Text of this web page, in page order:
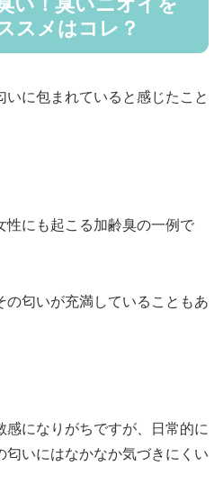
スメはコレ？
に包まれていると感じたこと
性にも起こる加齢臭の一例で
の匂いが充満していることもあ
になりがちですが、日常的に
匂いにはなかなか気づきにくい